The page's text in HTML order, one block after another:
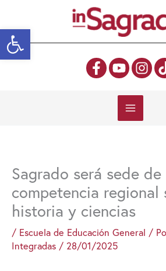
Abrir barra de herramientas
contenido
Sagrado será sede de
competencia regional
historia y ciencias
/ Escuela de Educación General /
Integradas / 28/01/2025